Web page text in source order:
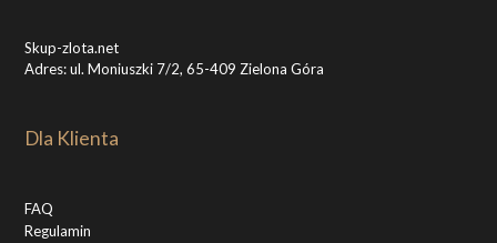
Skup-zlota.net
Adres: ul. Moniuszki 7/2, 65-409 Zielona Góra
Dla Klienta
FAQ
Regulamin